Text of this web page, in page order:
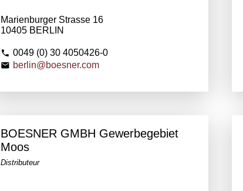
Marienburger Strasse 16
10405 BERLIN
0049 (0) 30 4050426-0
berlin@boesner.com
BOESNER GMBH Gewerbegebiet
Moos
Distributeur